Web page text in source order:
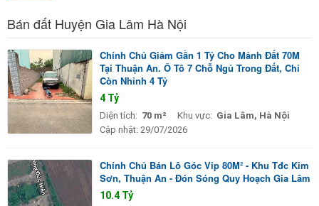
Bán đất Huyện Gia Lâm Hà Nội
Chính Chủ Giảm Gần 1 Tỷ Cho Mảnh Đất 70M
Tại Thuận An. Ô Tô 7 Chỗ Ngủ Trong Đất, Chỉ
Còn Nhỉnh 4 Tỷ
4 Tỷ
Diện tích: 70 m² Khu vực: Gia Lâm, Hà Nội
Cập nhật: 29/07/2026
Chính Chủ Bán Lô Góc Vip 80M² - Khu Tđc Kim
Sơn, Thuận An - Đón Sóng Quy Hoạch Gia Lâm
10.4 Tỷ